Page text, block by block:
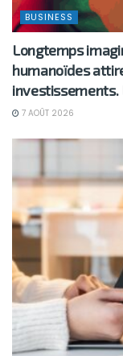
BUSINESS
Longtemps
humanoïdes
investissements.
7 AOÛT 2026